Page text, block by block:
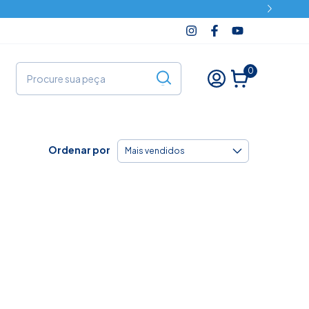
0
Ordenar por